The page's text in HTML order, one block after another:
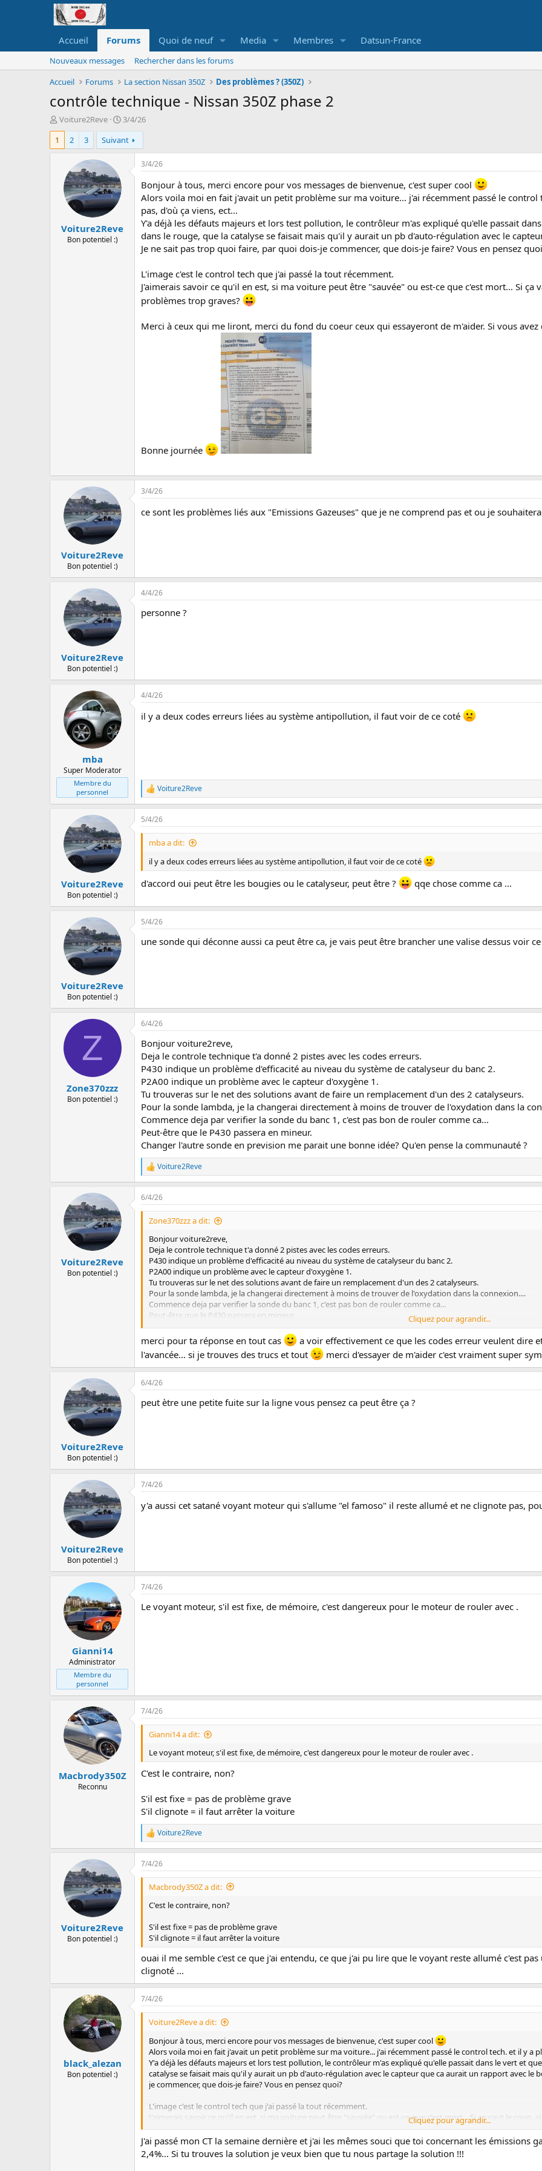
Accueil Forums Quoi de neuf Media Membres Datsun-France
Nouveaux messages
Rechercher dans les forums
Accueil
Forums La section Nissan 350Z Des problèmes ? (350Z)
contrôle technique - Nissan 350Z phase 2
A
u
e
d
Voiture2Reve
D
a
t
e
t
3/4/26
1
2 3 Suivant
Voiture2Reve
Bon potentiel :)
3/4/26
Bonjour à tous, merci encore pour vos messages de bienvenue, c'est super cool
Alors voila moi en fait j'avait un petit problème sur ma voiture... j'ai récemment passé le
pas, d'où ça viens, ect...
Y'a déjà les défauts majeurs et lors test pollution, le contrôleur m'as expliqué qu'elle passait
dans le rouge, que la catalyse se faisait mais qu'il y aurait un pb d'auto-régulation avec le
Je ne sait pas trop quoi faire, par quoi dois-je commencer, que dois-je faire? Vous en pensez
L'image c'est le control tech que j'ai passé la tout récemment.
J'aimerais savoir ce qu'il en est, si ma voiture peut être "sauvée" ou est-ce que c'est mort... Si ça
problèmes trop graves?
Merci à ceux qui me liront, merci du fond du coeur ceux qui essayeront de m'aider. Si vous
Bonne journée
Voiture2Reve
Bon potentiel :)
3/4/26
ce sont les problèmes liés aux "Emissions Gazeuses" que je ne comprend pas et ou je
Voiture2Reve
Bon potentiel :)
4/4/26
personne ?
mba
Super Moderator
Membre du
personnel
4/4/26
il y a deux codes erreurs liées au système antipollution, il faut voir de ce coté
L
e
s
r
é
i
o
n
:
Voiture2Reve
Voiture2Reve
Bon potentiel :)
5/4/26
mba a dit:
il y a deux codes erreurs liées au système antipollution, il faut voir de ce coté
d'accord oui peut être les bougies ou le catalyseur, peut être ? qqe chose comme ca ...
Voiture2Reve
Bon potentiel :)
5/4/26
une sonde qui déconne aussi ca peut être ca, je vais peut être brancher une valise dessus voir
Z
Zone370zzz
Bon potentiel :)
6/4/26
Bonjour voiture2reve,
Deja le controle technique t'a donné 2 pistes avec les codes erreurs.
P430 indique un problème d'efficacité au niveau du système de catalyseur du banc 2.
P2A00 indique un problème avec le capteur d'oxygène 1.
Tu trouveras sur le net des solutions avant de faire un remplacement d'un des 2 catalyseurs.
Pour la sonde lambda, je la changerai directement à moins de trouver de l'oxydation dans la
Commence deja par verifier la sonde du banc 1, c'est pas bon de rouler comme ca...
Peut-être que le P430 passera en mineur.
Changer l'autre sonde en prevision me parait une bonne idée? Qu'en pense la communauté ?
L
e
s
r
é
a
Voiture2Reve
Voiture2Reve
Bon potentiel :)
6/4/26
Zone370zzz a dit:
Bonjour voiture2reve,
Deja le controle technique t'a donné 2 pistes avec les codes erreurs.
P430 indique un problème d'efficacité au niveau du système de catalyseur du banc 2.
P2A00 indique un problème avec le capteur d'oxygène 1.
Tu trouveras sur le net des solutions avant de faire un remplacement d'un des 2 catalyseurs.
Pour la sonde lambda, je la changerai directement à moins de trouver de l'oxydation dans la connexion....
Commence deja par verifier la sonde du banc 1, c'est pas bon de rouler comme ca...
Peut-être que le P430 passera en mineur.
Changer l'autre sonde en prevision me parait une bonne idée? Qu'en pense la communauté ?
Cliquez pour agrandir...
merci pour ta réponse en tout cas
a voir effectivement ce que les codes erreur veulent dire
l'avancée... si je trouves des trucs et tout
merci d'essayer de m'aider c'est vraiment super
Voiture2Reve
Bon potentiel :)
6/4/26
peut ètre une petite fuite sur la ligne vous pensez ca peut être ça ?
Voiture2Reve
Bon potentiel :)
7/4/26
y'a aussi cet satané voyant moteur qui s'allume "el famoso" il reste allumé et ne clignote pas,
Gianni14
Administrator
Membre du
personnel
7/4/26
Le voyant moteur, s'il est fixe, de mémoire, c'est dangereux pour le moteur de rouler avec .
Macbrody350Z
Reconnu
7/4/26
Gianni14 a dit:
Le voyant moteur, s'il est fixe, de mémoire, c'est dangereux pour le moteur de rouler avec .
C'est le contraire, non?
S'il est fixe = pas de problème grave
S'il clignote = il faut arrêter la voiture
L
e
s
r
é
o
n
Voiture2Reve
Voiture2Reve
Bon potentiel :)
7/4/26
Macbrody350Z a dit:
C'est le contraire, non?
S'il est fixe = pas de problème grave
S'il clignote = il faut arrêter la voiture
ouai il me semble c'est ce que j'ai entendu, ce que j'ai pu lire que le voyant reste allumé c'est
clignoté ...
black_alezan
Bon potentiel :)
7/4/26
Voiture2Reve a dit:
Bonjour à tous, merci encore pour vos messages de bienvenue, c'est super cool
Alors voila moi en fait j'avait un petit problème sur ma voiture... j'ai récemment passé le control tech. et il y a
Y'a déjà les défauts majeurs et lors test pollution, le contrôleur m'as expliqué qu'elle passait dans le vert et
catalyse se faisait mais qu'il y aurait un pb d'auto-régulation avec le capteur que ca aurait un rapport avec le
je commencer, que dois-je faire? Vous en pensez quoi?
L'image c'est le control tech que j'ai passé la tout récemment.
J'aimerais savoir ce qu'il en est, si ma voiture peut être "sauvée" ou est-ce que c'est mort... Si ça vaut le coup,
Merci à ceux qui me liront, merci du fond du coeur ceux qui essayeront de m'aider. Si vous avez des infos
Cliquez pour agrandir...
J'ai passé mon CT la semaine dernière et j'ai les mêmes souci que toi concernant les émissions
2,4%... Si tu trouves la solution je veux bien que tu nous partage la solution !!!